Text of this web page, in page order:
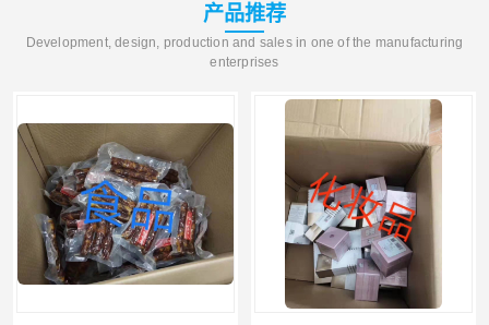
产品推荐
Development, design, production and sales in one of the manufacturing
enterprises